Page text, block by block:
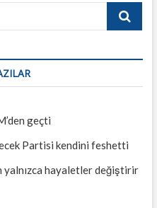
Search
geçti
Partisi kendini feshetti
yalnızca hayaletler değiştirir